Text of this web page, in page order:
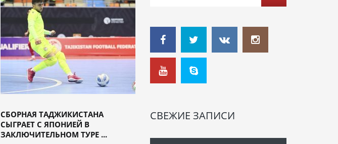
СБОРНАЯ ТАДЖИКИСТАНА
СЫГРАЕТ С ЯПОНИЕЙ В
ЗАКЛЮЧИТЕЛЬНОМ ТУРЕ ...
СВЕЖИЕ ЗАПИСИ